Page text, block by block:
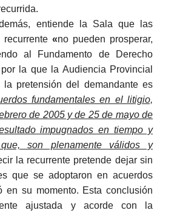
entiende la Sala que las
«no pueden prosperar,
al Fundamento de Derecho
la que la Audiencia Provincial
la pretensión del demandante es
fundamentales en el litigio,
de 2005 y de 25 de mayo de
impugnados en tiempo y
son plenamente válidos y
la recurrente pretende dejar sin
que se adoptaron en acuerdos
en su momento. Esta conclusión
ajustada y acorde con la